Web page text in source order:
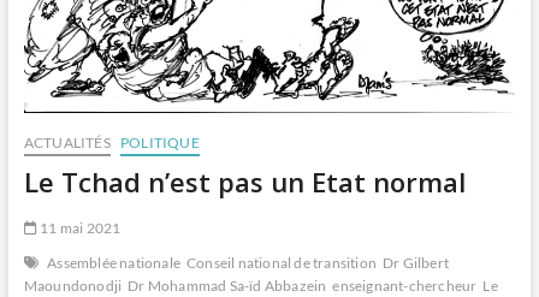
ACTUALITÉS POLITIQUE
Le Tchad n’est pas un Etat normal
11 mai 2021
Assemblée nationale Conseil national de transition Dr Gilbert
Maoundonodji Dr Mohammad Sa-ïd Abbazein enseignant-chercheur Le